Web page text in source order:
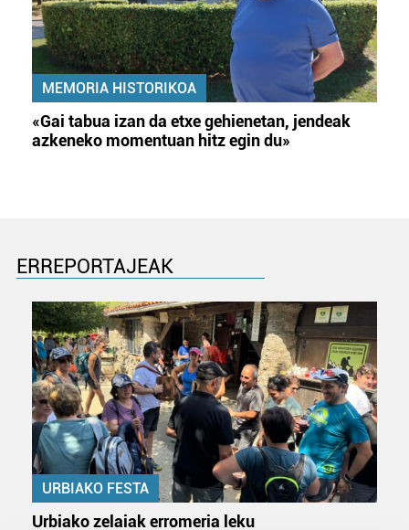
MEMORIA HISTORIKOA
«Gai tabua izan da etxe gehienetan, jendeak
azkeneko momentuan hitz egin du»
ERREPORTAJEAK
URBIAKO FESTA
Urbiako zelaiak erromeria leku